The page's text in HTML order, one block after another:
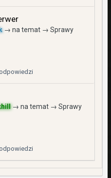
→ na temat → Sprawy
→ na temat → Sprawy